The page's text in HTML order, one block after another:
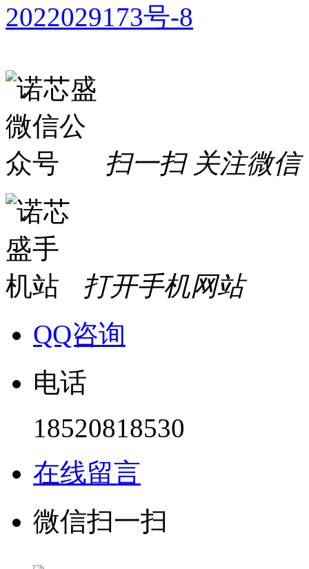
2022029173号-8
扫一扫 关注微信
打开手机网站
QQ咨询
电话
18520818530
在线留言
微信扫一扫